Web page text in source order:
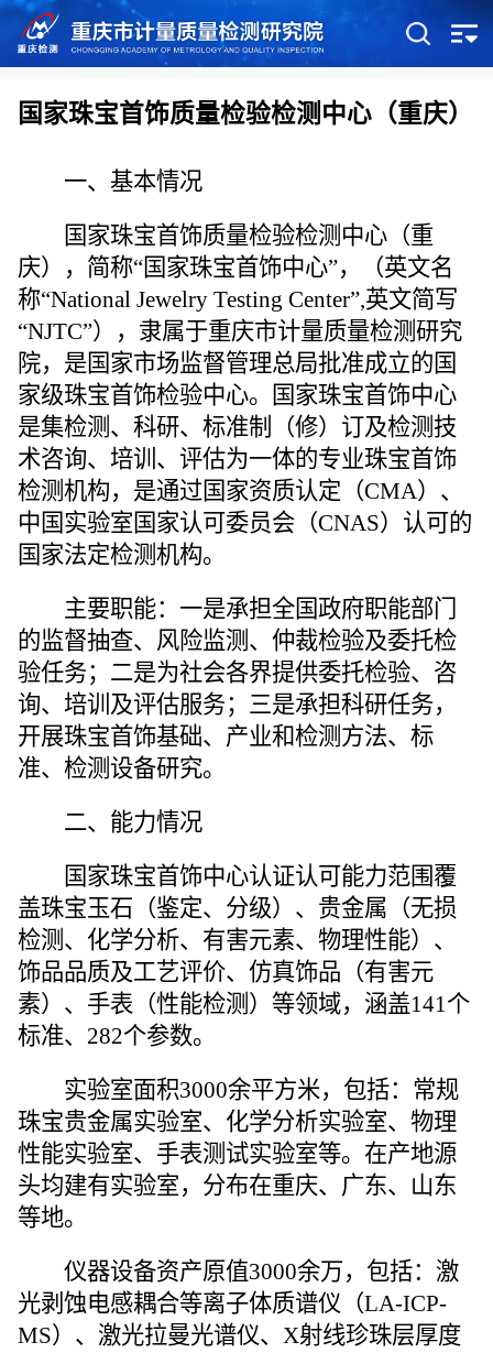
国家珠宝首饰质量检验检测中心（重庆）
一、 基本情况
国家珠宝首饰质量检验检测中心（重
庆）
，简称“国家珠宝首饰中心”，（英文名
称“National Jewelry Testing Center”,英文简写
“NJTC”），隶属于重庆市计量质量检测研究
院，是国家市场监督管理总局批准成立的国
家级珠宝首饰检验中心。国家珠宝首饰中心
是集检测、科研、标准制（修）订及检测技
术咨询、培训、评估为一体的专业珠宝首饰
检测机构，是通过国家资质认定（CMA）、
中国实验室国家认可委员会（CNAS）认可的
国家法定检测机构。
主要职能： 一是承担全国政府职能部门
的监督抽查、风险监测、仲裁检验及委托检
验任务； 二是为社会各界提供委托检验、咨
询、培训及评估服务； 三是承担科研任务，
开展珠宝首饰基础、产业和检测方法、标
准、检测设备研究。
二、 能力情况
国家珠宝首饰中心认证认可能力范围覆
盖珠宝玉石（鉴定、分级）、贵金属（无损
检测、化学分析、有害元素、物理性能）、
饰品品质及工艺评价、仿真饰品（有害元
素）、手表（性能检测）等领域，涵盖141个
标准、282个参数。
实验室面积3000余平方米，包括：常规
珠宝贵金属实验室、化学分析实验室、物理
性能实验室、手表测试实验室等。 在产地源
头均建有实验室，分布在重庆、广东、山东
等地。
仪器设备资产原值3000余万，包括：激
光剥蚀电感耦合等离子体质谱仪（LA-ICP-
MS）、激光拉曼光谱仪、 X射线珍珠层厚度